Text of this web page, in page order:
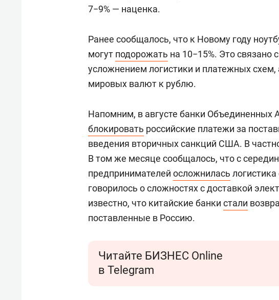
7−9% — наценка.
Ранее сообщалось, что к Новому году
могут подорожать на 10−15%. Это
усложнением логистики и платежных
мировых валют к рублю.
Напомним, в августе банки Объединенных
блокировать российские платежи за
введения вторичных санкций США. В
В том же месяце сообщалось, что с
предпринимателей осложнилась
говорилось о сложностях с доставкой
известно, что китайские банки стали
поставленные в Россию.
Читайте БИЗНЕС Online
в Telegram